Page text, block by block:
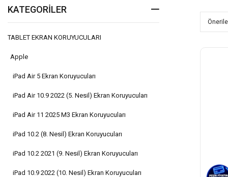
KATEGORILER
TABLET EKRAN KORUYUCULARI
Apple
iPad Air 5 Ekran Koruyucuları
iPad Air 10.9 2022 (5. Nesil) Ekran Koruyucuları
iPad Air 11 2025 M3 Ekran Koruyucuları
iPad 10.2 (8. Nesil) Ekran Koruyucuları
iPad 10.2 2021 (9. Nesil) Ekran Koruyucuları
iPad 10.9 2022 (10. Nesil) Ekran Koruyucuları